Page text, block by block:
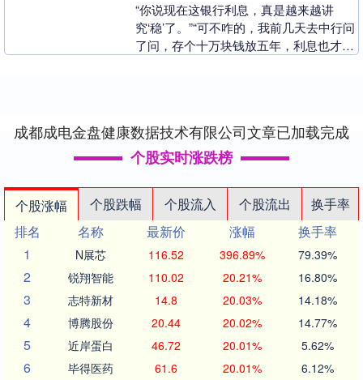
“你说现在这银行利息，真是越来越讲
究‘稳’了。”“可不咋的，我前几天去中行问
了问，存个十万块钱放五年，利息也才六
成都成电金盘健康数据技术有限公司文章已加载完成
个股实时涨跌榜
个股涨幅 个股跌幅 个股流入 个股流出
换手率
排名
名称 最新价 涨幅
换手率
1
N展芯 116.52 396.89% 79.39%
2 锐翔智能 110.02 20.21% 16.80%
3 志特新材 14.8 20.03% 14.18%
4 博腾股份 20.44 20.02% 14.77%
5 近岸蛋白 46.72 20.01% 5.62%
6 毕得医药 61.6 20.01% 6.12%